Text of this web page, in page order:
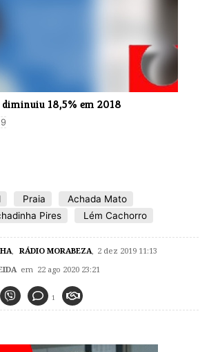
18,5% em 2018
Praia
Achada Mato
Pires Lém Cachorro
RÁDIO MORABEZA 2 dez 2019 11:13
em 22 ago 2020 23:21
1